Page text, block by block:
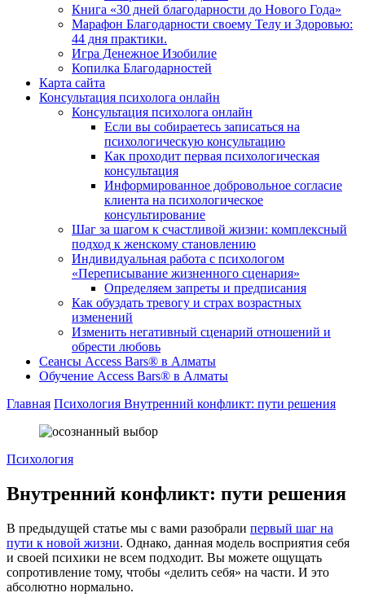
Книга «30 дней благодарности до Нового Года»
Марафон Благодарности своему Телу и Здоровью:
44 дня практики.
Игра Денежное Изобилие
Копилка Благодарностей
Карта сайта
Консультация психолога онлайн
Консультация психолога онлайн
Если вы собираетесь записаться на
психологическую консультацию
Как проходит первая психологическая
консультация
Информированное добровольное согласие
клиента на психологическое
консультирование
Шаг за шагом к счастливой жизни: комплексный
подход к женскому становлению
Индивидуальная работа с психологом
«Переписывание жизненного сценария»
Определяем запреты и предписания
Как обуздать тревогу и страх возрастных
изменений
Изменить негативный сценарий отношений и
обрести любовь
Cеансы Access Bars® в Алматы
Обучение Access Bars® в Алматы
Главная Психология Внутренний конфликт: пути решения
Психология
Внутренний конфликт: пути решения
В предыдущей статье мы с вами разобрали первый шаг на
пути к новой жизни. Однако, данная модель восприятия себя
и своей психики не всем подходит. Вы можете ощущать
сопротивление тому, чтобы «делить себя» на части. И это
абсолютно нормально.